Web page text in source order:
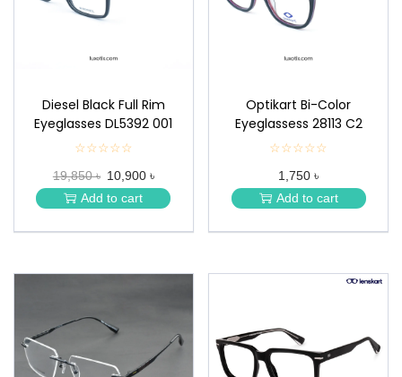
Diesel Black Full Rim
Eyeglasses DL5392 001
☆☆☆☆☆
★
★
★
★
19,850 ৳ 10,900 ৳
Add to cart
Optikart Bi-Color
Eyeglassess 28113 C2
☆☆☆☆☆
★
★
★
★
1,750 ৳
Add to cart